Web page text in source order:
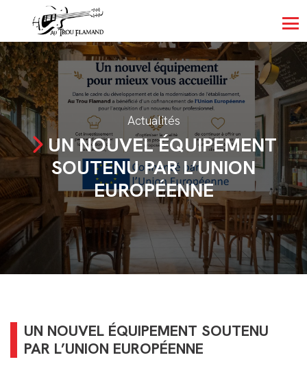
Actualités
UN NOUVEL ÉQUIPEMENT
SOUTENU PAR L’UNION
EUROPÉENNE
UN NOUVEL ÉQUIPEMENT SOUTENU
PAR L’UNION EUROPÉENNE